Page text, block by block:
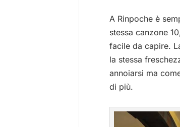
A Rinpoche è
stessa canzone
facile da capire.
la stessa
annoiarsi ma
di più.